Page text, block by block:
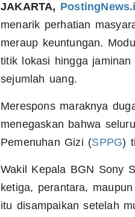
JAKARTA,
menarik perhatian
meraup keuntungan.
titik lokasi hingga
sejumlah uang.
Merespons maraknya
menegaskan bahwa
Pemenuhan Gizi (SPPG)
Wakil Kepala BGN Sony
ketiga, perantara,
itu disampaikan setelah